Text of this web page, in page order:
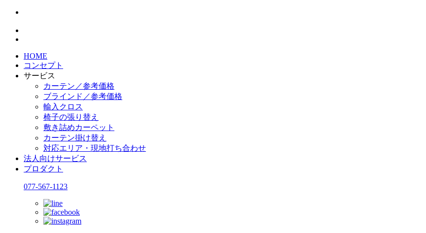
HOME
コンセプト
サービス
カーテン／参考価格
ブラインド／参考価格
輸入クロス
椅子の張り替え
敷き詰めカーペット
カーテン掛け替え
対応エリア・現地打ち合わせ
法人向けサービス
プロダクト
077-567-1123